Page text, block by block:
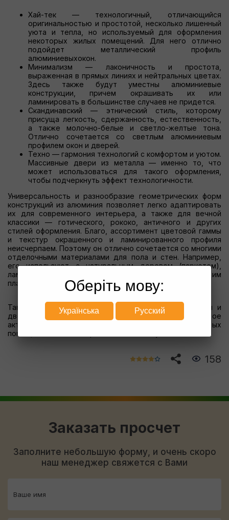
Хай-тек — технологичный, отличающийся
оригинальностью и простотой, несколько лишенный
уюта и тепла, но используемый для оформления
некоторых жилых помещений. Для него отлично
подойдет металлический профиль
алюминиевыхокон.
Минимализм — лаконичность и простота,
выраженная в прямых линиях и нейтральных цветах.
Здесь также будут уместны алюминиевые
конструкции, причем окрашивать их или
ламинировать в большинстве случаев не придется.
Скандинавский — этнический стиль, которому
присуща легкость, сдержанность, естественность,
а также молочно-белые и светло-желтые тона.
Отлично сочетается со светлым алюминиевым
профилем окон и дверей.
Техно — гармония технологий с комфортом и уютом.
Массивные двери из металла — именно то, что
может использоваться для такого оформления,
чтобы подчеркнуть эффект технологичности.
Универсальность и разнообразие геометрических форм
конструкций из алюминия позволяет легко адаптировать
их для современного интерьера, а также для вечной
классики — готического, рококо, античного и других
стилей оформления. Благо, ассортимент цветовой гаммы
и текстур окрашенного и ламинированного профиля
неисчерпаем. Поэтому он отлично сочетается со многими
отделочными материалами для пола и стен. Например,
его используют с натуральным деревом (паркетом),
ламинатом, керамической плиткой и вездесущим
пластиком.
Таким образом, алюминиевые конструкции для окон и
дверей — стильное и своевременное решение, которое
активно применяется в общественных и жилых
помещениях и имеет право на дальнейшую жизнь.
158
Заказать просчет
Заполните небольшую форму, и очень скоро
наш менеджер свяжется с Вами
Оберіть мову:
Українська Русский